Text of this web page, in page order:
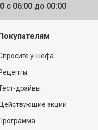
с 06:00 до 00:00
у шефа
Рецепты
драйвы
акции
Программа